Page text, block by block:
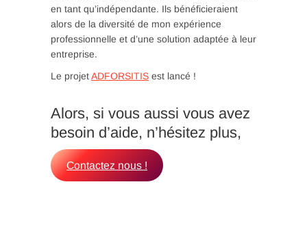
en tant qu’indépendante. Ils bénéficieraient
alors de la diversité de mon expérience
professionnelle et d’une solution adaptée à leur
entreprise.
Le projetADFORSITIS est lancé !
Alors, si vous aussi vous avez
besoin d’aide, n’hésitez plus,
Contactez nous !